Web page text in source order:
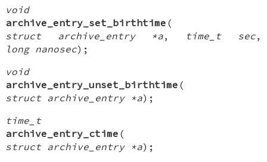
void
archive_entry_set_birthtime (
struct archive_entry *a, time_t sec,
long nanosec);
void
archive_entry_unset_birthtime (
struct archive_entry *a);
time_t
archive_entry_ctime (
struct archive_entry *a);